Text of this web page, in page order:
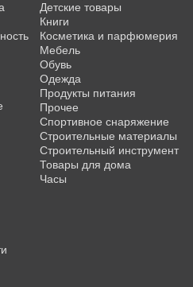
Детские товары
Книги
Косметика и парфюмерия
Мебель
Обувь
Одежда
Продукты питания
Прочее
Спортивное снаряжение
Строительные материалы
Строительный инструмент
Товары для дома
Часы